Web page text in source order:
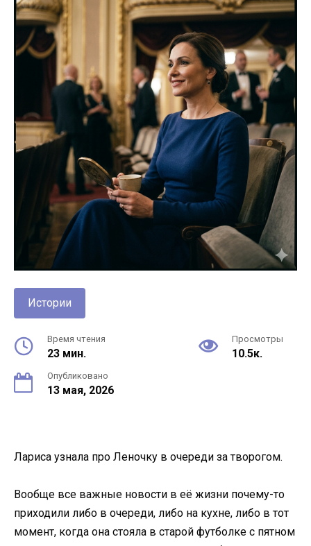
Истории
Время чтения
23 мин.
Просмотры
10.5к.
Опубликовано
13 мая, 2026
Лариса узнала про Леночку в очереди за творогом.
Вообще все важные новости в её жизни почему-то
приходили либо в очереди, либо на кухне, либо в тот
момент, когда она стояла в старой футболке с пятном